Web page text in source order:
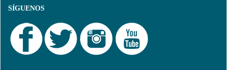
SÍGUENOS